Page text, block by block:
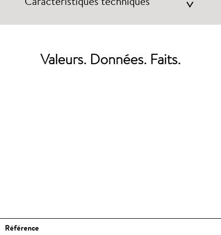
>
Valeurs. Données. Faits.
Référence